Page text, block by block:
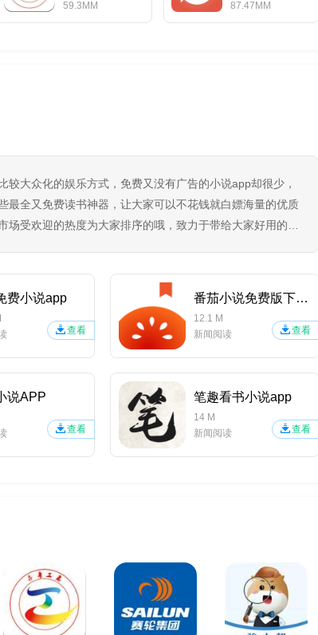
59.3MM 87.47MM
较大众化的娱乐方式，免费又没有广告的小说app却很少，
最全又免费读书神器，让大家可以不花钱就白嫖海量的优质
场受欢迎的热度为大家排序的哦，致力于带给大家好用的追
费小说app
查看
番茄小说免费版下载安装
12.1 M
新闻阅读
查看
说APP
查看
笔趣看书小说app
14 M
新闻阅读
查看